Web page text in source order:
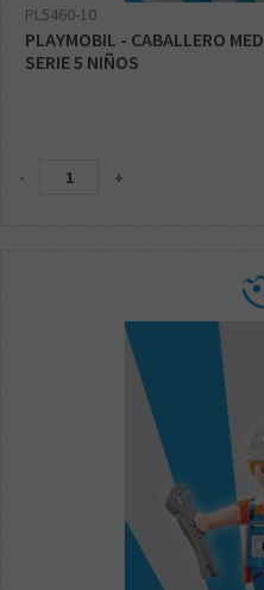
PL5460-10
PLAYMOBIL - CABALLERO
SERIE 5 NIÑOS
- +